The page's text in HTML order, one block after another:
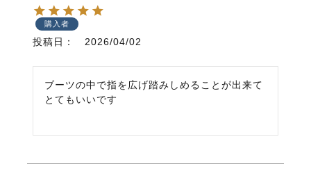
購入者
投稿日 2026/04/02
ブーツの中で指を広げ踏みしめることが出来て
とてもいいです